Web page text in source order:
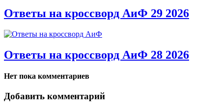
Ответы на кроссворд АиФ 29 2026
Ответы на кроссворд АиФ 28 2026
Нет пока комментариев
Добавить комментарий